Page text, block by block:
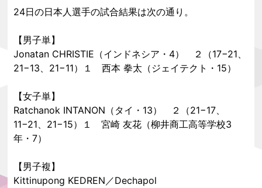
24日の日本人選手の試合結果は次の通り。
【男子単】
Jonatan CHRISTIE（インドネシア・4） ２（17−21、
21−13、21−11）１ 西本 拳太（ジェイテクト・15）
【女子単】
Ratchanok INTANON（タイ・13） ２（21−17、
11−21、21−15）１ 宮崎 友花（柳井商工高等学校3
年・7）
【男子複】
Kittinupong KEDREN／Dechapol